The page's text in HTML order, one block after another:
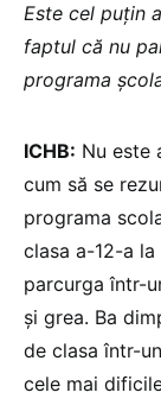
Este cel puțin
faptul că nu
programa
ICHB: Nu este
cum să se
programa
clasa a-12-a
parcurga într-
și grea. Ba
de clasa într-
cele mai